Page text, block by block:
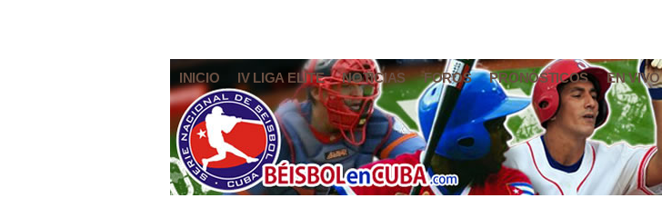
INICIO IV LIGA ELITE NOTICIAS FOROS PRONÓSTICOS EN VIVO